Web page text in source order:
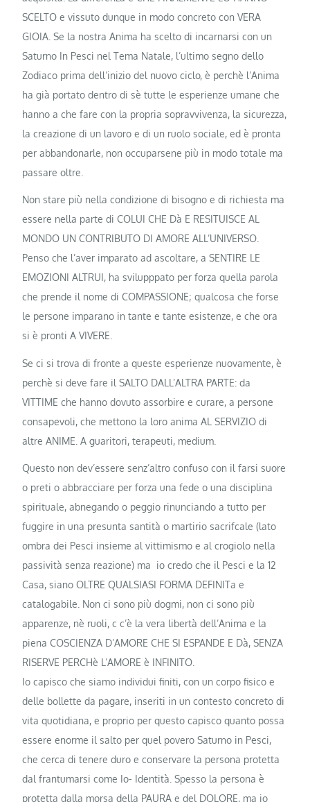
SCELTO e vissuto dunque in modo concreto con VERA
GIOIA. Se la nostra Anima ha scelto di incarnarsi con un
Saturno In Pesci nel Tema Natale, l’ultimo segno dello
Zodiaco prima dell’inizio del nuovo ciclo, è perchè l’Anima
ha già portato dentro di sè tutte le esperienze umane che
hanno a che fare con la propria sopravvivenza, la sicurezza,
la creazione di un lavoro e di un ruolo sociale, ed è pronta
per abbandonarle, non occuparsene più in modo totale ma
passare oltre.
Non stare più nella condizione di bisogno e di richiesta ma
essere nella parte di COLUI CHE Dà E RESITUISCE AL
MONDO UN CONTRIBUTO DI AMORE ALL’UNIVERSO.
Penso che l’aver imparato ad ascoltare, a SENTIRE LE
EMOZIONI ALTRUI, ha svilupppato per forza quella parola
che prende il nome di COMPASSIONE; qualcosa che forse
le persone imparano in tante e tante esistenze, e che ora
si è pronti A VIVERE.
Se ci si trova di fronte a queste esperienze nuovamente, è
perchè si deve fare il SALTO DALL’ALTRA PARTE: da
VITTIME che hanno dovuto assorbire e curare, a persone
consapevoli, che mettono la loro anima AL SERVIZIO di
altre ANIME. A guaritori, terapeuti, medium.
Questo non dev’essere senz’altro confuso con il farsi suore
o preti o abbracciare per forza una fede o una disciplina
spirituale, abnegando o peggio rinunciando a tutto per
fuggire in una presunta santità o martirio sacrifcale (lato
ombra dei Pesci insieme al vittimismo e al crogiolo nella
passività senza reazione) ma io credo che il Pesci e la 12
Casa, siano OLTRE QUALSIASI FORMA DEFINITa e
catalogabile. Non ci sono più dogmi, non ci sono più
apparenze, nè ruoli, c c’è la vera libertà dell’Anima e la
piena COSCIENZA D’AMORE CHE SI ESPANDE E Dà, SENZA
RISERVE PERCHè L’AMORE è INFINITO.
Io capisco che siamo individui finiti, con un corpo fisico e
delle bollette da pagare, inseriti in un contesto concreto di
vita quotidiana, e proprio per questo capisco quanto possa
essere enorme il salto per quel povero Saturno in Pesci,
che cerca di tenere duro e conservare la persona protetta
dal frantumarsi come Io- Identità. Spesso la persona è
protetta dalla morsa della PAURA e del DOLORE, ma io